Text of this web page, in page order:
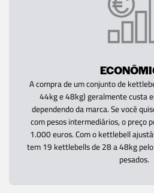
A compra de um conjunto de
44kg e 48kg) geralmente custa
dependendo da marca. Se você
com pesos intermediários, o preço
1.000 euros. Com o kettlebell
tem 19 kettlebells de 28 a 48kg
pesados.